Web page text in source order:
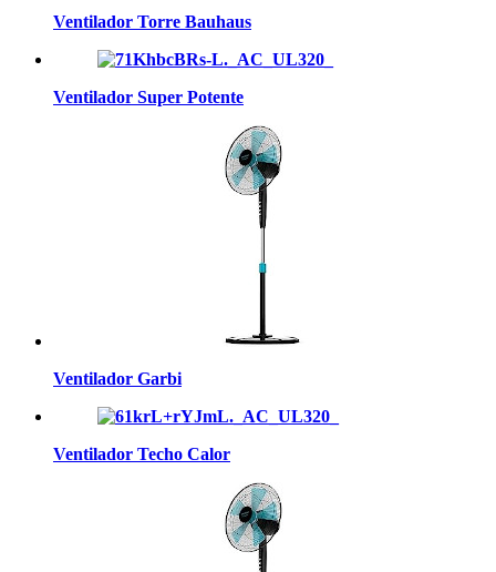
Ventilador Torre Bauhaus
Ventilador Super Potente
Ventilador Garbi
Ventilador Techo Calor